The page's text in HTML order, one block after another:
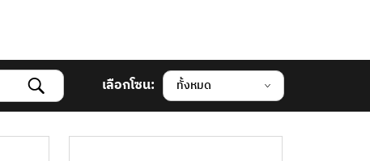
เลือกโซน: ทั้งหมด